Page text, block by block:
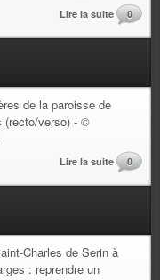
Lire la suite 0
de la paroisse de
(recto/verso) - ©
Lire la suite 0
Charles de Serin à
: reprendre un